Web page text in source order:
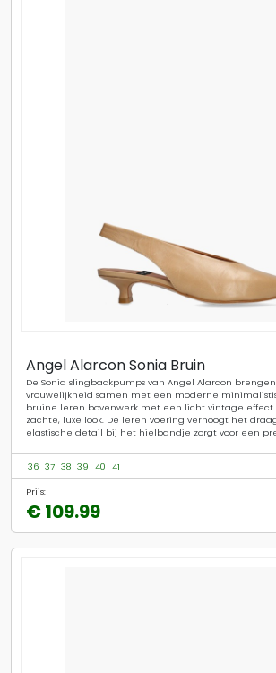
Angel Alarcon Sonia Bruin
De Sonia slingbackpumps van Angel Alarcon brengen
vrouwelijkheid samen met een moderne
bruine leren bovenwerk met een licht vintage effect
zachte, luxe look. De leren voering verhoogt het
elastische detail bij het hielbandje zorgt voor een
36 37 38 39 40 41
Prijs:
€ 109.99